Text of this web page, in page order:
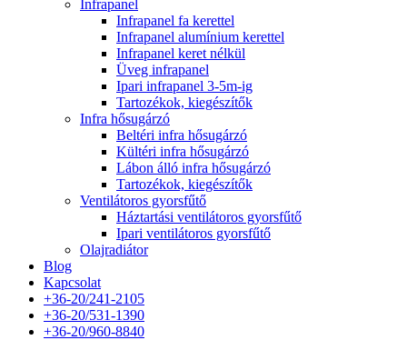
Infrapanel
Infrapanel fa kerettel
Infrapanel alumínium kerettel
Infrapanel keret nélkül
Üveg infrapanel
Ipari infrapanel 3-5m-ig
Tartozékok, kiegészítők
Infra hősugárzó
Beltéri infra hősugárzó
Kültéri infra hősugárzó
Lábon álló infra hősugárzó
Tartozékok, kiegészítők
Ventilátoros gyorsfűtő
Háztartási ventilátoros gyorsfűtő
Ipari ventilátoros gyorsfűtő
Olajradiátor
Blog
Kapcsolat
+36-20/241-2105
+36-20/531-1390
+36-20/960-8840